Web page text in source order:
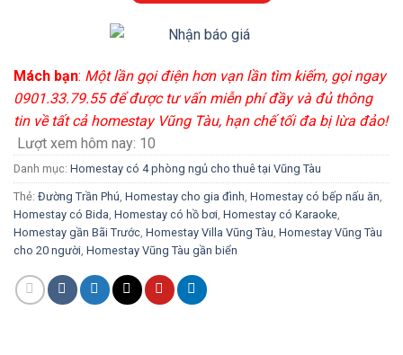
Mách bạn: Một lần gọi điện hơn vạn lần tìm kiếm, gọi ngay
0901.33.79.55 để được tư vấn miễn phí đầy và đủ thông
tin về tất cả homestay Vũng Tàu, hạn chế tối đa bị lừa đảo!
Lượt xem hôm nay: 10
Danh mục: Homestay có 4 phòng ngủ cho thuê tại Vũng Tàu
Thẻ: Đường Trần Phú Homestay cho gia đình Homestay có bếp nấu ăn
Homestay có Bida Homestay có hồ bơi Homestay có Karaoke
Homestay gần Bãi Trước Homestay Villa Vũng Tàu Homestay Vũng Tàu
cho 20 người Homestay Vũng Tàu gần biển